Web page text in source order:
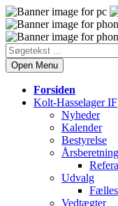
Open Menu
Forsiden
Kolt-Hasselager IF
Nyheder
Kalender
Bestyrelse
Årsberetning
Udvalg
Vedtægter